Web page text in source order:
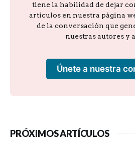
tiene la habilidad de dejar
artículos en nuestra página
de la conversación que
nuestras autores y
Únete a nuestra
PRÓXIMOS ARTÍCULOS